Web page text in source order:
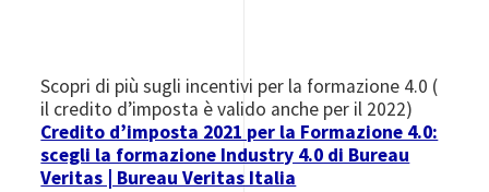
Scopri di più sugli incentivi per la formazione 4.0 (
il credito d’imposta è valido anche per il 2022)
Credito d’imposta 2021 per la Formazione 4.0:
scegli la formazione Industry 4.0 di Bureau
Veritas | Bureau Veritas Italia